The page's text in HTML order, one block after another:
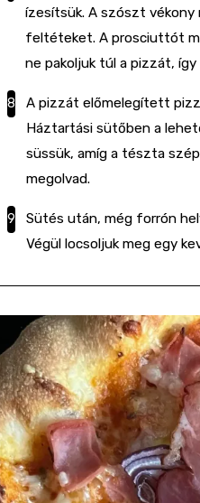
ízesítsük. A szószt vékony
feltéteket. A prosciuttót
ne pakoljuk túl a pizzát,
A pizzát előmelegített
Háztartási sütőben a
süssük, amíg a tészta
megolvad.
Sütés után, még forrón
Végül locsoljuk meg egy